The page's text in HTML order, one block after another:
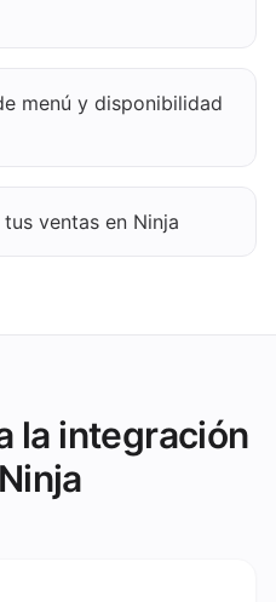
menú y disponibilidad
ventas en Ninja
la integración